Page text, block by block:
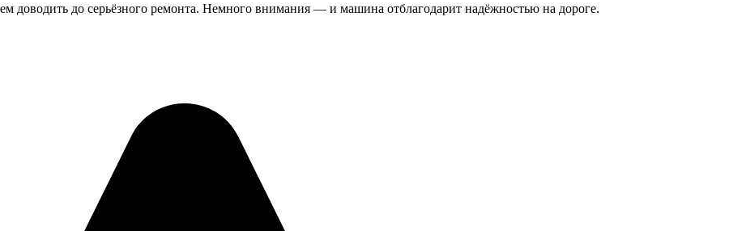
доводить до серьёзного ремонта. Немного внимания — и машина отблагодарит надёжностью на дороге.